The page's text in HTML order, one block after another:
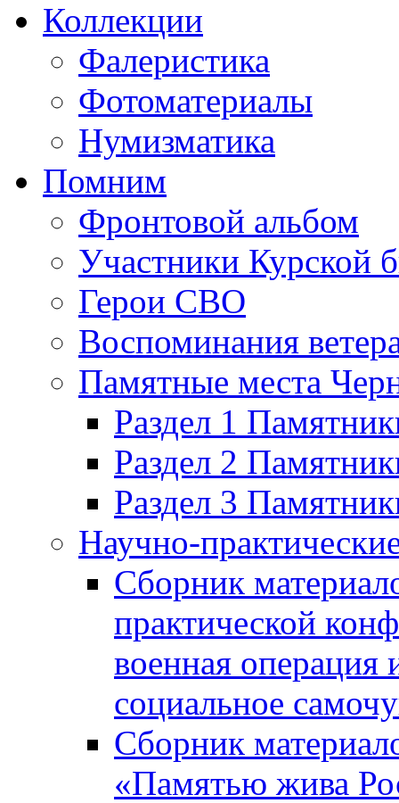
Коллекции
Фалеристика
Фотоматериалы
Нумизматика
Помним
Фронтовой альбом
Участники Курской
Герои СВО
Воспоминания
Памятные места
Раздел 1
Раздел 2
Раздел 3
Научно-
Сборник
практической
военная операция
социальное
Сборник
«Памятью жива